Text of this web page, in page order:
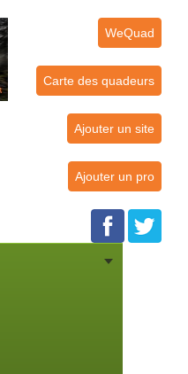
WeQuad
Carte des quadeurs
Ajouter un site
Ajouter un pro